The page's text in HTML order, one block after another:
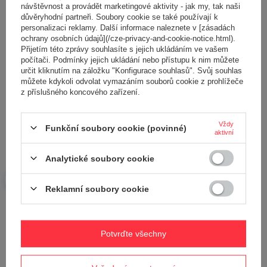
Přidejte vlastní obrázek produktu:
Vaše jméno
Odeslat zpětnou vazbu
návštěvnost a provádět marketingové aktivity - jak my, tak naši
důvěryhodní partneři. Soubory cookie se také používají k
personalizaci reklamy. Další informace naleznete v [zásadách
ochrany osobních údajů](/cze-privacy-and-cookie-notice.html).
Přijetím této zprávy souhlasíte s jejich ukládáním ve vašem
počítači. Podmínky jejich ukládání nebo přístupu k nim můžete
určit kliknutím na záložku "Konfigurace souhlasů". Svůj souhlas
můžete kdykoli odvolat vymazáním souborů cookie z prohlížeče
z příslušného koncového zařízení.
Funkční soubory cookie (povinné)
Vždy
aktivní
Analytické soubory cookie
Reklamní soubory cookie
Potvrďte všechny